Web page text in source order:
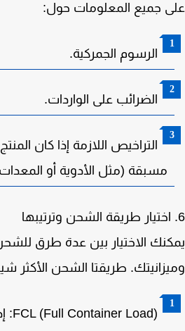
جميع المعلومات حول:
الرسوم الجمركية.
الضرائب على الواردات.
التراخيص اللازمة إذا كان المنتج
مسبقة (مثل الأدوية أو المعدات
الاختيار بين عدة طرق للشحن
طريقتا الشحن الأكثر
FCL (Full Container Load)
: